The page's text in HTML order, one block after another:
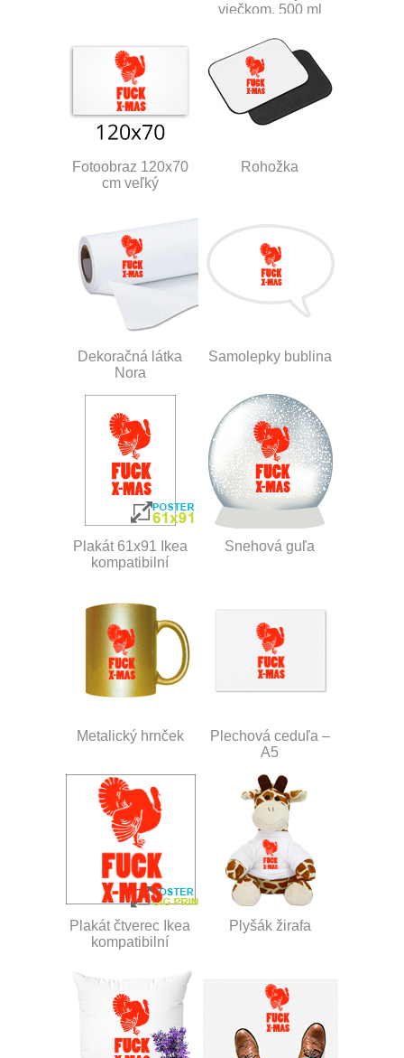
viečkom, 500 ml
Fotoobraz 120x70
cm veľký
Rohožka
Dekoračná látka
Nora
Samolepky bublina
Plakát 61x91 Ikea
kompatibilní
Snehová guľa
Metalický hrnček
Plechová ceduľa –
A5
Plakát čtverec Ikea
kompatibilní
Plyšák žirafa